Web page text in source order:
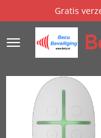
direct
naar
de
Gratis